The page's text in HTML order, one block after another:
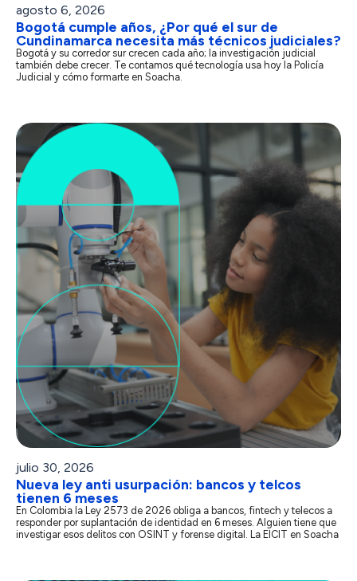
agosto 6, 2026
Bogotá cumple años, ¿Por qué el sur de
Cundinamarca necesita más técnicos judiciales?
Bogotá y su corredor sur crecen cada año; la investigación judicial
también debe crecer. Te contamos qué tecnología usa hoy la Policía
Judicial y cómo formarte en Soacha.
julio 30, 2026
Nueva ley anti usurpación: bancos y telcos
tienen 6 meses
En Colombia la Ley 2573 de 2026 obliga a bancos, fintech y telecos a
responder por suplantación de identidad en 6 meses. Alguien tiene que
investigar esos delitos con OSINT y forense digital. La EICIT en Soacha